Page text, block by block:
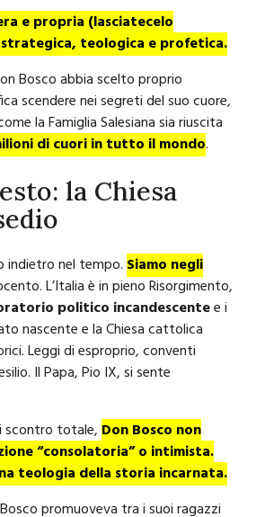
e propria (lasciatecelo
teologica e profetica.
Bosco abbia scelto proprio
scendere nei segreti del suo cuore,
la Famiglia Salesiana sia riuscita
di cuori in tutto il mondo.
la Chiesa
indietro nel tempo. Siamo negli
L’Italia è in pieno Risorgimento,
politico incandescentee i
nascente e la Chiesa cattolica
Leggi di esproprio, conventi
Il Papa, Pio IX, si sente
scontro totale, Don Bosco non
“consolatoria” o intimista.
teologia della storia incarnata.
promuoveva tra i suoi ragazzi